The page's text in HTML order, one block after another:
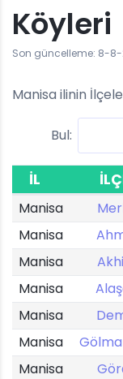
Köyleri
Son güncelleme: 8-
Manisa ilinin
Bul:
İL
Manisa
Manisa
Manisa
Manisa
Manisa
Manisa
Manisa